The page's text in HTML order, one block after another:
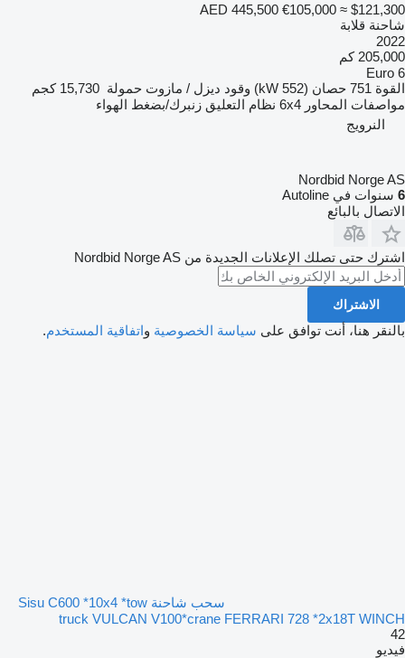
AED 445,500 €105,000 ≈ $121,300
شاحنة قلابة
2022
205,000 كم
Euro 6
القوة 751 حصان (552 kW) وقود ديزل / مازوت حمولة 15,730 كجم
مواصفات المحاور 6x4 نظام التعليق زنبرك/بضغط الهواء
النرويج
Nordbid Norge AS
6 سنوات في Autoline
الاتصال بالبائع
اشترك حتى تصلك الإعلانات الجديدة من Nordbid Norge AS
الاشتراك
بالنقر هنا، أنت توافق على سياسة الخصوصية واتفاقية المستخدم.
سحب شاحنة Sisu C600 *10x4 *tow
truck VULCAN V100*crane FERRARI 728 *2x18T WINCH
42
فيديو